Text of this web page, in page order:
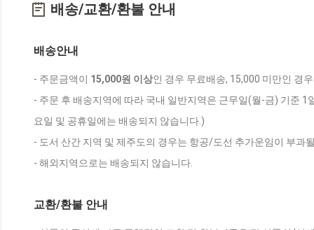
배송/교환/환불 안내
배송안내
- 주문금액이 15,000원 이상인 경우 무료배송, 15,000 미만인 경
- 주문 후 배송지역에 따라 국내 일반지역은 근무일(월-금) 기준
요일 및 공휴일에는 배송되지 않습니다.)
- 도서 산간 지역 및 제주도의 경우는 항공/도선 추가운임이 부과
- 해외지역으로는 배송되지 않습니다.
교환/환불 안내